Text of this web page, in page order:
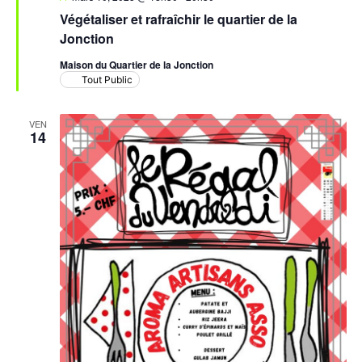
Végétaliser et rafraîchir le quartier de la
Jonction
avant
Maison du Quartier de la Jonction
Tout Public
VEN
14